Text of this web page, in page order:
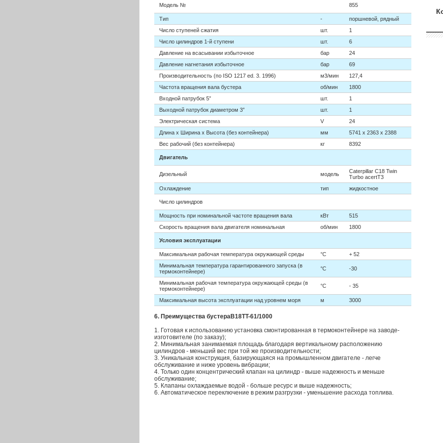
Модель № 855
Тип -
поршневой, рядный
Число ступеней сжатия
шт.
1
Число цилиндров 1-й ступени
шт.
6
Давление на всасывании избыточное
бар
24
Давление нагнетания избыточное
бар
69
Производительность (по ISO 1217 ed. 3. 1996)
м3/мин
127,4
Частота вращения вала бустера
об/мин
1800
Входной патрубок 5”
шт.
1
Выходной патрубок диаметром 3”
шт.
1
Электрическая система
V
24
Длина х Ширина х Высота (без контейнера)
мм
5741 х 2363 х 2388
Вес рабочий (без контейнера)
кг 8392
Двигатель
Дизельный модель
Caterpillar C18 Twin
Turbo acertT3
Охлаждение
тип жидкостное
Число цилиндров
Мощность при номинальной частоте вращения вала кВт
515
Скорость вращения вала двигателя номинальная
об/мин 1800
Условия эксплуатации
Максимальная рабочая температура окружающей среды °C
+ 52
Минимальная температура гарантированного запуска (в
термоконтейнере)
°C -30
Минимальная рабочая температура окружающей среды (в
термоконтейнере)
°C - 35
Максимальная высота эксплуатации над уровнем моря м 3000
6. Преимущества бустераB18TT-61/1000
1. Готовая к использованию установка смонтированная в термоконтейнере на заводе-
изготовителе (по заказу);
2. Минимальная занимаемая площадь благодаря вертикальному расположению
цилиндров - меньший вес при той же производительности;
3. Уникальная конструкция, базирующаяся на промышленном двигателе - легче
обслуживание и ниже уровень вибрации;
4. Только один концентрический клапан на цилиндр - выше надежность и меньше
обслуживание;
5. Клапаны охлаждаемые водой - больше ресурс и выше надежность;
6. Автоматическое переключение в режим разгрузки - уменьшение расхода топлива.